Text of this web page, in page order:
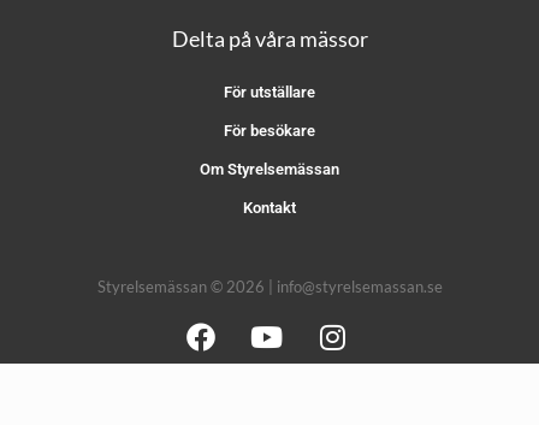
Delta på våra mässor
För utställare
För besökare
Om Styrelsemässan
Kontakt
Styrelsemässan © 2026 | info@styrelsemassan.se